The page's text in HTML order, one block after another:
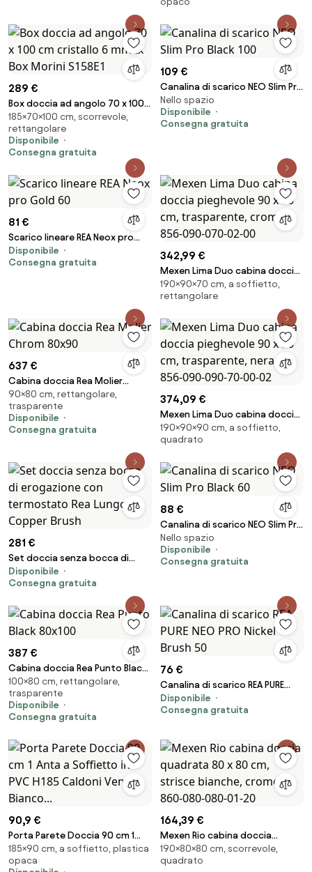
nero - 860-090-090-70-40
289 €
Box doccia ad angolo 70 x 100
cm cristallo 6 mm Ix Box Morini
S158E1
185×70×100 cm, scorrevole,
rettangolare
Disponibile
Consegna gratuita
109 €
Canalina di scarico NEO Slim Pro
Black 100
Nello spazio
Disponibile
Consegna gratuita
81 €
Scarico lineare REA Neox pro
Gold 60
Disponibile
Consegna gratuita
342,99 €
Mexen Lima Duo cabina doccia
pieghevole 90 x 70 cm,
trasparente, cromo - 856-090-
190×90×70 cm, a soffietto,
rettangolare
637 €
Cabina doccia Rea Molier
Chrom 80x90
90×80 cm, rettangolare,
trasparente
Disponibile
Consegna gratuita
374,09 €
Mexen Lima Duo cabina doccia
pieghevole 90 x 90 cm,
trasparente, nera - 856-090-
190×90×90 cm, a soffietto,
quadrato
281 €
Set doccia senza bocca di
erogazione con termostato
Rea Lungo Copper Brush
Disponibile
Consegna gratuita
88 €
Canalina di scarico NEO Slim Pro
Black 60
Nello spazio
Disponibile
Consegna gratuita
387 €
Cabina doccia Rea Punto Black
80x100
100×80 cm, rettangolare,
trasparente
Disponibile
Consegna gratuita
76 €
Canalina di scarico REA PURE
NEO PRO Nickel Brush 50
Disponibile
Consegna gratuita
90,9 €
Porta Parete Doccia 90 cm 1
Anta a Soffietto in PVC H185
Caldoni Vens Bianco...
185×90 cm, a soffietto, plastica
opaca
164,39 €
Mexen Rio cabina doccia
quadrata 80 x 80 cm, strisce
bianche, cromo - 860-080-
190×80×80 cm, scorrevole,
quadrato